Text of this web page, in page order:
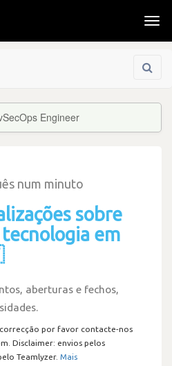
Engineer
num minuto
sobre
em
aberturas e fechos,
por favor contacte-nos
Disclaimer: envios pelos
Teamlyzer. Mais